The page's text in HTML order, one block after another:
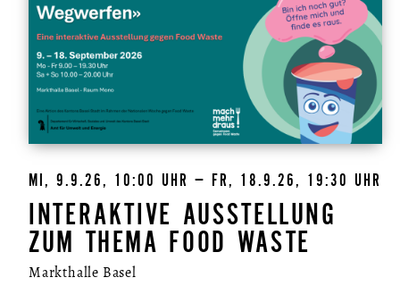
MI, 9.9.26, 10:00 UHR – FR, 18.9.26, 19:30 UHR
INTERAKTIVE AUSSTELLUNG
ZUM THEMA FOOD WASTE
Markthalle Basel